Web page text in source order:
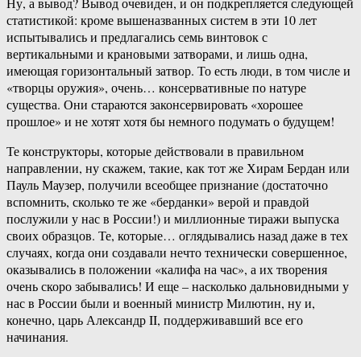
статистикой: кроме вышеназванных систем в эти 10 лет
испытывались и предлагались семь винтовок с
вертикальными и крановыми затворами, и лишь одна,
имеющая горизонтальный затвор. То есть люди, в том числе и
«творцы оружия», очень… консервативные по натуре
существа. Они стараются законсервировать «хорошее
прошлое» и не хотят хотя бы немного подумать о будущем!
Те конструкторы, которые действовали в правильном
направлении, ну скажем, такие, как тот же Хирам Бердан или
Пауль Маузер, получили всеобщее признание (достаточно
вспомнить, сколько те же «берданки» верой и правдой
послужили у нас в России!) и миллионные тиражи выпуска
своих образцов. Те, которые… оглядывались назад даже в тех
случаях, когда они создавали нечто технически совершенное,
оказывались в положении «калифа на час», а их творения
очень скоро забывались! И еще – насколько дальновидными у
нас в России были и военный министр Милютин, ну и,
конечно, царь Александр II, поддерживавший все его
начинания.